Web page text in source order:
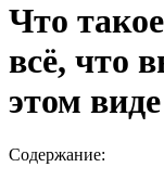
Что
всё, что
этом
Содержание: